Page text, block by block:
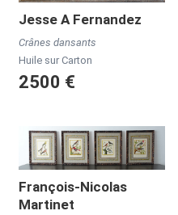
Jesse A Fernandez
Crânes dansants
Huile sur Carton
2500 €
François-Nicolas
Martinet